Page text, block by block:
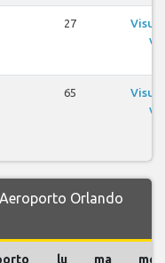
27
65
Orlando
lu ma me